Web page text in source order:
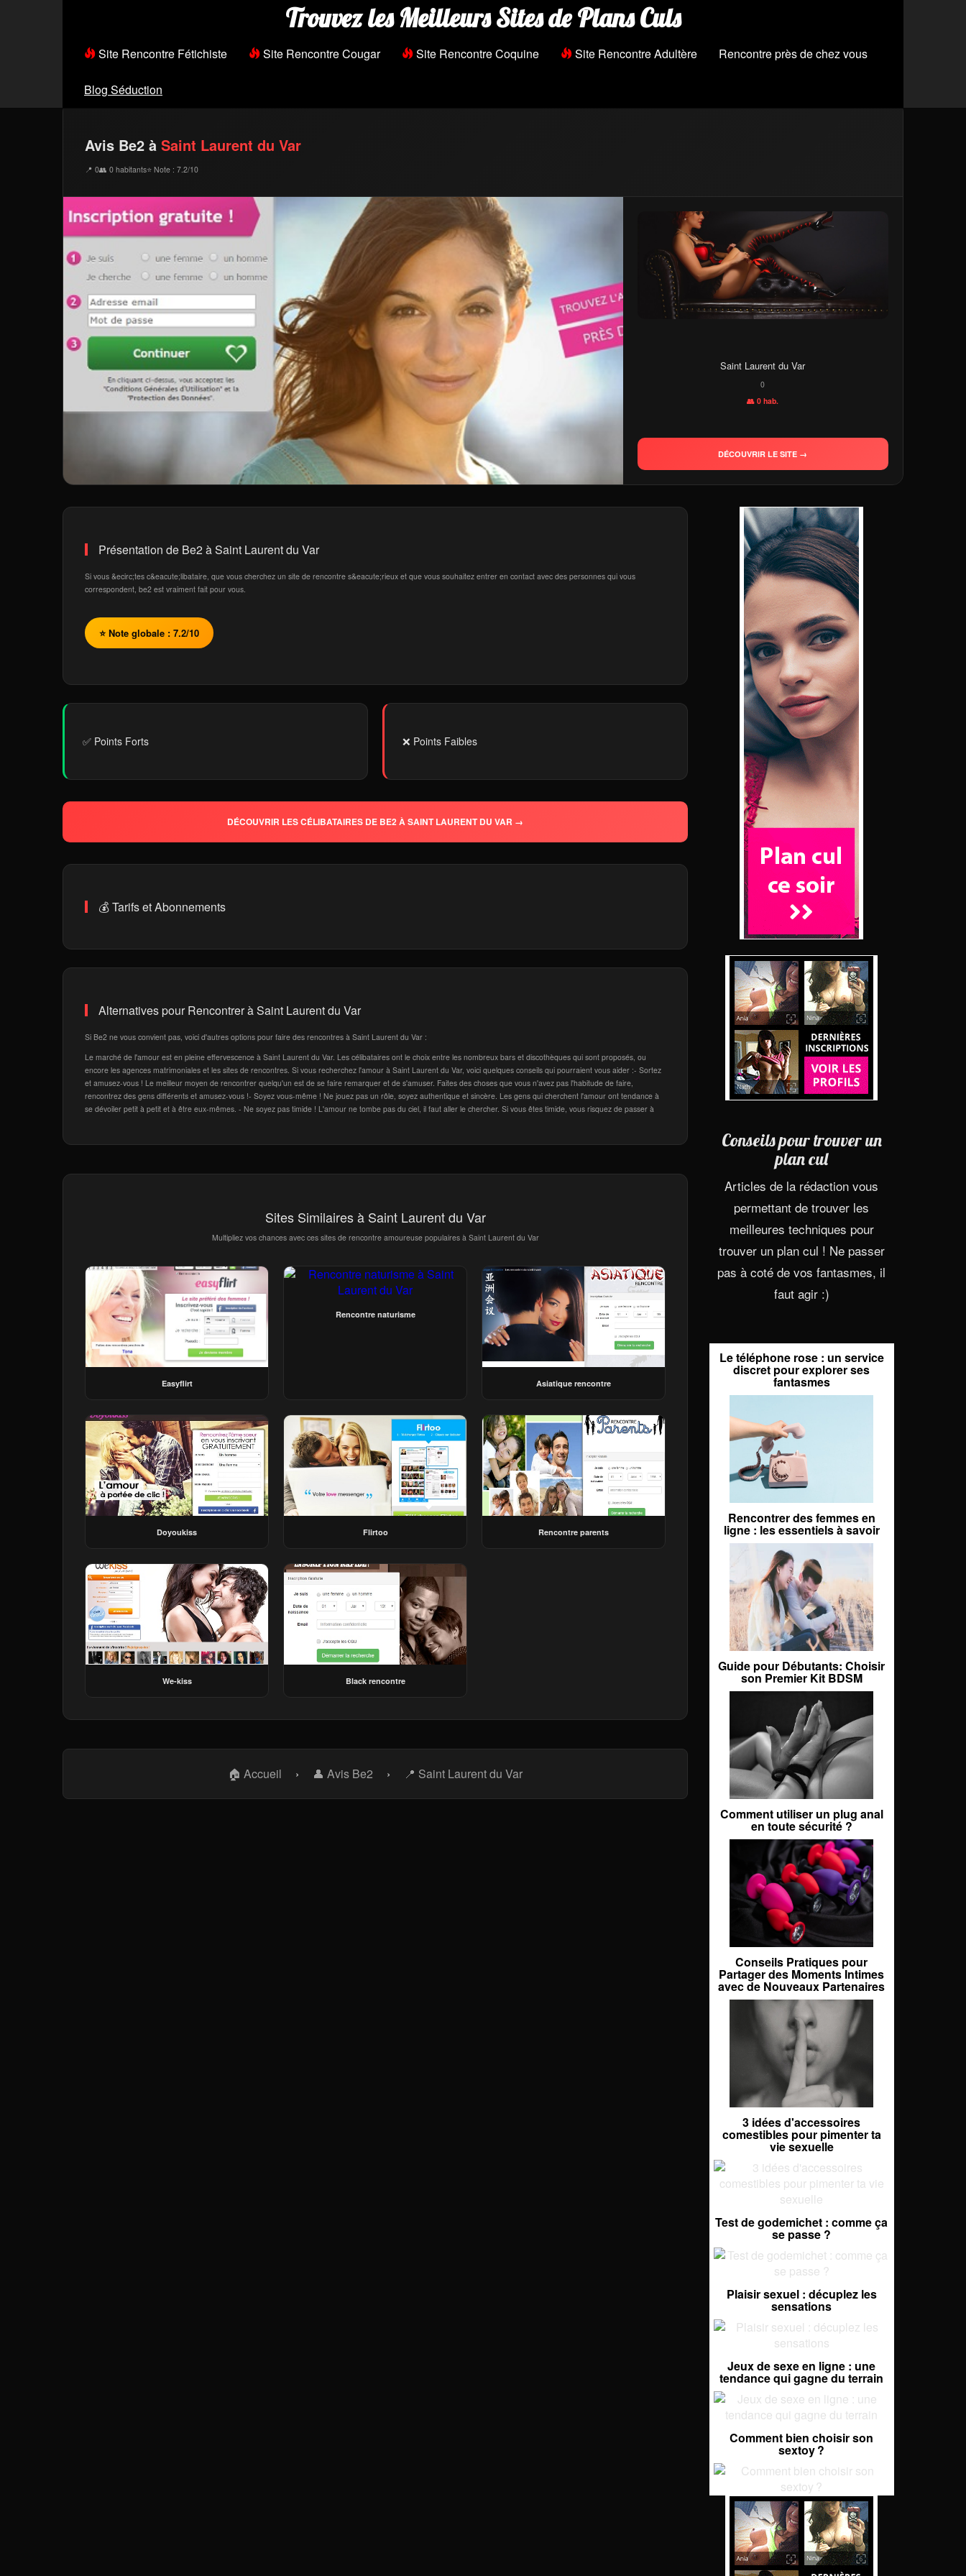
Trouvez les Meilleurs Sites de Plans Culs
Site Rencontre Fétichiste Site Rencontre Cougar Site Rencontre Coquine Site Rencontre Adultère Rencontre près de chez vous
Blog Séduction
Avis Be2 à Saint Laurent du Var
📍 0👥 0 habitants⭐ Note : 7.2/10
Saint Laurent du Var
0
👥 0 hab.
DÉCOUVRIR LE SITE →
Présentation de Be2 à Saint Laurent du Var
Si vous &ecirc;tes c&eacute;libataire, que vous cherchez un site de rencontre s&eacute;rieux et que vous souhaitez entrer en contact avec des personnes qui vous
correspondent, be2 est vraiment fait pour vous.
⭐ Note globale : 7.2/10
✅ Points Forts ❌ Points Faibles
DÉCOUVRIR LES CÉLIBATAIRES DE BE2 À SAINT LAURENT DU VAR →
💰 Tarifs et Abonnements
Alternatives pour Rencontrer à Saint Laurent du Var
Si Be2 ne vous convient pas, voici d'autres options pour faire des rencontres à Saint Laurent du Var :
Le marché de l'amour est en pleine effervescence à Saint Laurent du Var. Les célibataires ont le choix entre les nombreux bars et discothèques qui sont proposés, ou
encore les agences matrimoniales et les sites de rencontres. Si vous recherchez l'amour à Saint Laurent du Var, voici quelques conseils qui pourraient vous aider :- Sortez
et amusez-vous ! Le meilleur moyen de rencontrer quelqu'un est de se faire remarquer et de s'amuser. Faites des choses que vous n'avez pas l'habitude de faire,
rencontrez des gens différents et amusez-vous !- Soyez vous-même ! Ne jouez pas un rôle, soyez authentique et sincère. Les gens qui cherchent l'amour ont tendance à
se dévoiler petit à petit et à être eux-mêmes. - Ne soyez pas timide ! L'amour ne tombe pas du ciel, il faut aller le chercher. Si vous êtes timide, vous risquez de passer à
Sites Similaires à Saint Laurent du Var
Multipliez vos chances avec ces sites de rencontre amoureuse populaires à Saint Laurent du Var
Easyflirt
Rencontre naturisme
Asiatique rencontre
Doyoukiss Flirtoo Rencontre parents
We-kiss Black rencontre
🏠 Accueil › 👤 Avis Be2 › 📍 Saint Laurent du Var
Conseils pour trouver un
plan cul
Articles de la rédaction vous
permettant de trouver les
meilleures techniques pour
trouver un plan cul ! Ne passer
pas à coté de vos fantasmes, il
faut agir :)
Le téléphone rose : un service
discret pour explorer ses
fantasmes
Rencontrer des femmes en
ligne : les essentiels à savoir
Guide pour Débutants: Choisir
son Premier Kit BDSM
Comment utiliser un plug anal
en toute sécurité ?
Conseils Pratiques pour
Partager des Moments Intimes
avec de Nouveaux Partenaires
3 idées d'accessoires
comestibles pour pimenter ta
vie sexuelle
Test de godemichet : comme ça
se passe ?
Plaisir sexuel : décuplez les
sensations
Jeux de sexe en ligne : une
tendance qui gagne du terrain
Comment bien choisir son
sextoy ?